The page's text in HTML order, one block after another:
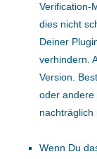
Verification-
dies nicht
Deiner
verhindern.
Version.
oder andere
nachträglich
Wenn Du